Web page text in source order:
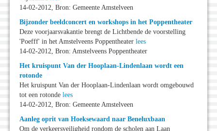
14-02-2012, Bron: Gemeente Amstelveen
Bijzonder beeldconcert en workshops in het Poppentheater
Deze voorjaarsvakantie brengt de Lichtbende de voorstelling
'Poefff' in het Amstelveens Poppentheater lees
14-02-2012, Bron: Amstelveens Poppentheater
Het kruispunt Van der Hooplaan-Lindenlaan wordt een
rotonde
Het kruispunt Van der Hooplaan-Lindenlaan wordt omgebouwd
tot een rotonde lees
14-02-2012, Bron: Gemeente Amstelveen
Aanleg oprit van Hoeksewaard naar Beneluxbaan
Om de verkeersveiligheid rondom de scholen aan Laan